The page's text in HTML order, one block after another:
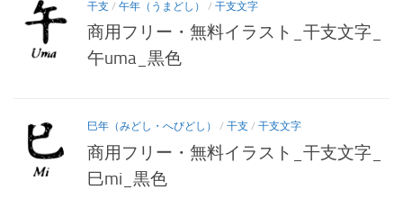
干支 / 午年（うまどし） / 干支文字
商用フリー・無料イラスト_干支文字_
午uma_黒色
巳年（みどし・へびどし） / 干支 / 干支文字
商用フリー・無料イラスト_干支文字_
巳mi_黒色